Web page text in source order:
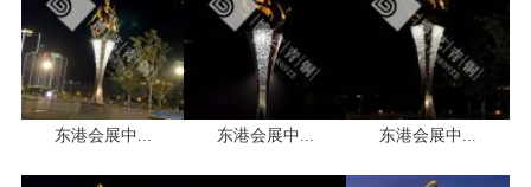
东港会展中... 东港会展中... 东港会展中...